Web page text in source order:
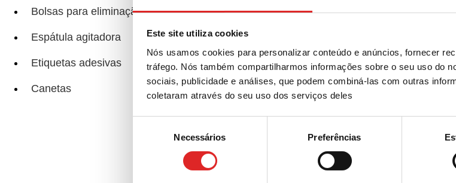
Este site utiliza cookies
Nós usamos cookies para personalizar conteúdo e anúncios, fornecer
tráfego. Nós também compartilharmos informações sobre o seu uso do
sociais, publicidade e análises, que podem combiná-las com outras
coletaram através do seu uso dos serviços deles
consentimento
Necessários Preferências
Bolsas para eliminação
Espátula agitadora
Etiquetas adesivas
Canetas
Acessórios para placas Deep Well
Páginas relacionadas